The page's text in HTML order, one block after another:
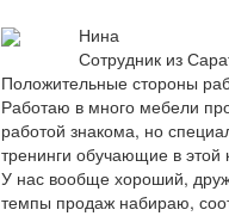
Нина
Сотрудник из
Положительные стороны
Работаю в много мебели
работой знакома, но
тренинги обучающие в
У нас вообще хороший,
темпы продаж набираю,